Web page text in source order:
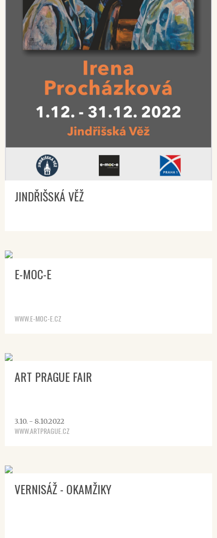
JINDŘIŠSKÁ VĚŽ
E-MOC-E
WWW.E-MOC-E.CZ
ART PRAGUE FAIR
3.10. - 8.10.2022
WWW.ARTPRAGUE.CZ
VERNISÁŽ - OKAMŽIKY